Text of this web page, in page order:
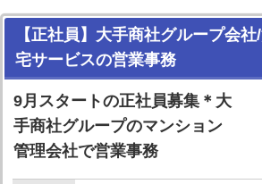
【正社員】大手商社グループ会
宅サービスの営業事務
9月スタートの正社員募集＊大
手商社グループのマンション
管理会社で営業事務